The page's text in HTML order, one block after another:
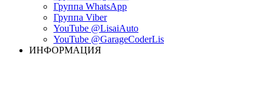
Группа WhatsApp
Группа Viber
YouTube @LisaiAuto
YouTube @GarageCoderLis
ИНФОРМАЦИЯ